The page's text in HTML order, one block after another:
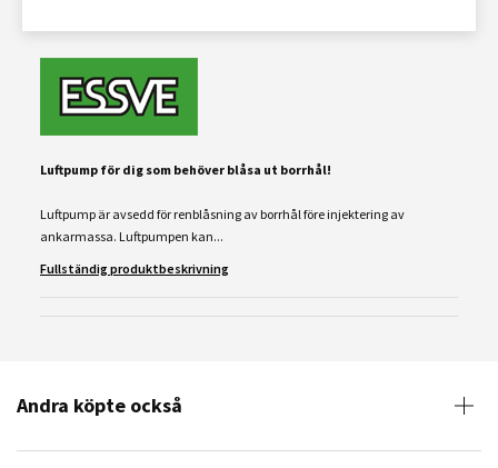
Luftpump för dig som behöver blåsa ut borrhål!
Luftpump är avsedd för renblåsning av borrhål före injektering av
ankarmassa. Luftpumpen kan...
Fullständig produktbeskrivning
Andra köpte också